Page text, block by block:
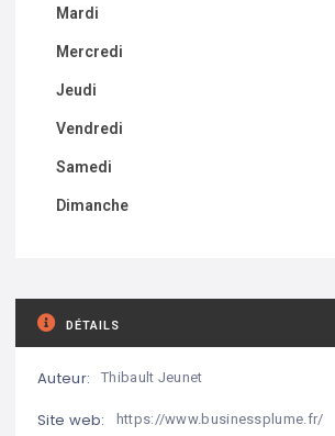
Mardi
Mercredi
Jeudi
Vendredi
Samedi
Dimanche
DÉTAILS
Auteur: Thibault Jeunet
Site web: https://www.businessplume.fr/